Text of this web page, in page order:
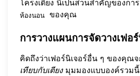
โครงเตียง นี่เป็นส่วนสำคัญของกา
ห้องนอน
ของคุณ
การวางแผนการจัดวางเฟอ
คิดถึงว่าเฟอร์นิเจอร์อื่น ๆ ของคุณ
เทียบกับเตียงมุมมองแบบองค์รวม